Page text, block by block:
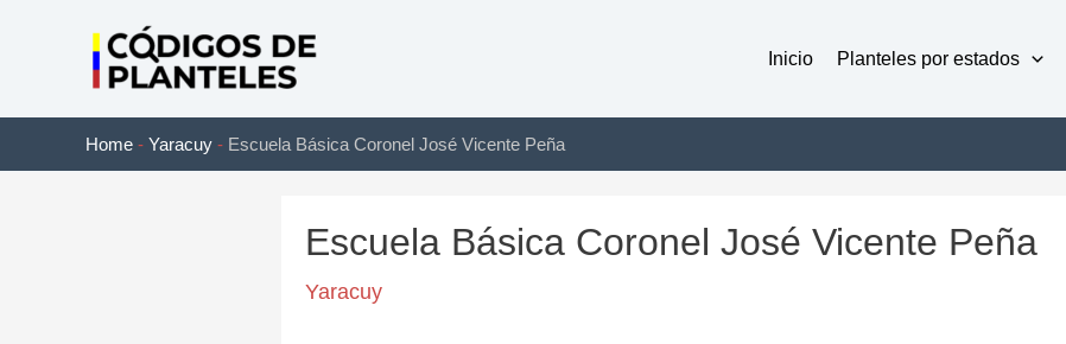
Inicio Planteles por estados
Home - Yaracuy - Escuela Básica Coronel José Vicente Peña
Escuela Básica Coronel José Vicente Peña
Yaracuy